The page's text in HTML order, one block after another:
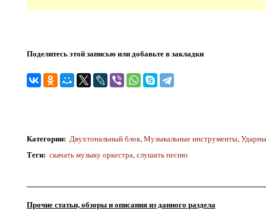
Поделитесь этой записью или добавьте в закладки
Категории: Двухтональный блок,Музыкальные инструменты,
Теги: скачать музыку оркестра,слушать песню
Прочие статьи, обзоры и описания из данного раздела